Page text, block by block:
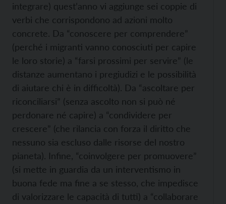
integrare) quest’anno vi aggiunge sei coppie di
verbi che corrispondono ad azioni molto
concrete. Da “conoscere per comprendere”
(perché i migranti vanno conosciuti per capire
le loro storie) a “farsi prossimi per servire” (le
distanze aumentano i pregiudizi e le possibilità
di aiutare chi è in difficoltà). Da “ascoltare per
riconciliarsi” (senza ascolto non si può né
perdonare né capire) a “condividere per
crescere” (che rilancia con forza il diritto che
nessuno sia escluso dalle risorse del nostro
pianeta). Infine, “coinvolgere per promuovere”
(si mette in guardia da un interventismo in
buona fede ma fine a se stesso, che impedisce
di valorizzare le capacità di tutti) a “collaborare